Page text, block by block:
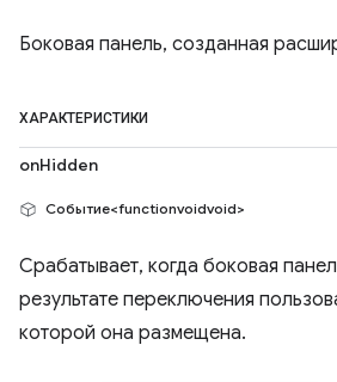
Боковая панель, созданная
ХАРАКТЕРИСТИКИ
onHidden
Событие<functionvoidvoid>
Срабатывает, когда боковая
результате переключения
которой она размещена.